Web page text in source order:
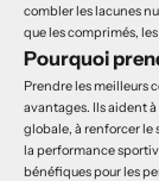
combler les lacunes
que les comprimés,
Pourquoi
Prendre les meilleurs
avantages. Ils aident
globale, à renforcer le
la performance
bénéfiques pour les